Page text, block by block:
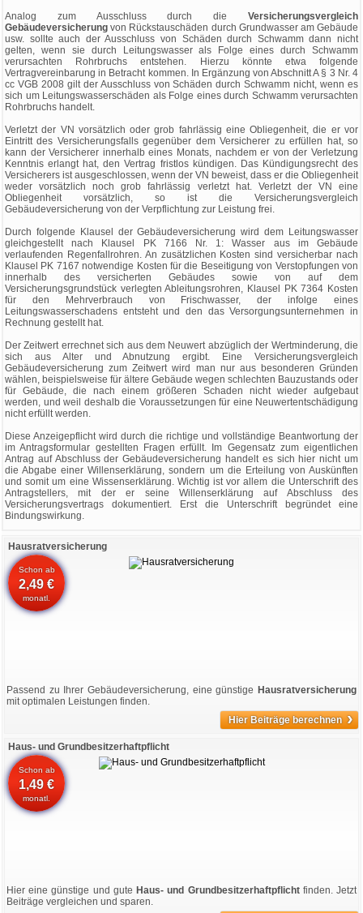
Analog zum Ausschluss durch die Versicherungsvergleich
Gebäudeversicherung von Rückstauschäden durch Grundwasser am Gebäude
usw. sollte auch der Ausschluss von Schäden durch Schwamm dann nicht
gelten, wenn sie durch Leitungswasser als Folge eines durch Schwamm
verursachten Rohrbruchs entstehen. Hierzu könnte etwa folgende
Vertragvereinbarung in Betracht kommen. In Ergänzung von Abschnitt A § 3 Nr. 4
cc VGB 2008 gilt der Ausschluss von Schäden durch Schwamm nicht, wenn es
sich um Leitungswasserschäden als Folge eines durch Schwamm verursachten
Rohrbruchs handelt.
Verletzt der VN vorsätzlich oder grob fahrlässig eine Obliegenheit, die er vor
Eintritt des Versicherungsfalls gegenüber dem Versicherer zu erfüllen hat, so
kann der Versicherer innerhalb eines Monats, nachdem er von der Verletzung
Kenntnis erlangt hat, den Vertrag fristlos kündigen. Das Kündigungsrecht des
Versicherers ist ausgeschlossen, wenn der VN beweist, dass er die Obliegenheit
weder vorsätzlich noch grob fahrlässig verletzt hat. Verletzt der VN eine
Obliegenheit vorsätzlich, so ist die Versicherungsvergleich
Gebäudeversicherung von der Verpflichtung zur Leistung frei.
Durch folgende Klausel der Gebäudeversicherung wird dem Leitungswasser
gleichgestellt nach Klausel PK 7166 Nr. 1: Wasser aus im Gebäude
verlaufenden Regenfallrohren. An zusätzlichen Kosten sind versicherbar nach
Klausel PK 7167 notwendige Kosten für die Beseitigung von Verstopfungen von
innerhalb des versicherten Gebäudes sowie von auf dem
Versicherungsgrundstück verlegten Ableitungsrohren, Klausel PK 7364 Kosten
für den Mehrverbrauch von Frischwasser, der infolge eines
Leitungswasserschadens entsteht und den das Versorgungsunternehmen in
Rechnung gestellt hat.
Der Zeitwert errechnet sich aus dem Neuwert abzüglich der Wertminderung, die
sich aus Alter und Abnutzung ergibt. Eine Versicherungsvergleich
Gebäudeversicherung zum Zeitwert wird man nur aus besonderen Gründen
wählen, beispielsweise für ältere Gebäude wegen schlechten Bauzustands oder
für Gebäude, die nach einem größeren Schaden nicht wieder aufgebaut
werden, und weil deshalb die Voraussetzungen für eine Neuwertentschädigung
nicht erfüllt werden.
Diese Anzeigepflicht wird durch die richtige und vollständige Beantwortung der
im Antragsformular gestellten Fragen erfüllt. Im Gegensatz zum eigentlichen
Antrag auf Abschluss der Gebäudeversicherung handelt es sich hier nicht um
die Abgabe einer Willenserklärung, sondern um die Erteilung von Auskünften
und somit um eine Wissenserklärung. Wichtig ist vor allem die Unterschrift des
Antragstellers, mit der er seine Willenserklärung auf Abschluss des
Versicherungsvertrags dokumentiert. Erst die Unterschrift begründet eine
Bindungswirkung.
Hausratversicherung
Schon ab
2,49 €
monatl.
Passend zu Ihrer Gebäudeversicherung, eine günstige Hausratversicherung
mit optimalen Leistungen finden.
Hier Beiträge berechnen ›
Haus- und Grundbesitzerhaftpflicht
Schon ab
1,49 €
monatl.
Hier eine günstige und gute Haus- und Grundbesitzerhaftpflichtfinden. Jetzt
Beiträge vergleichen und sparen.